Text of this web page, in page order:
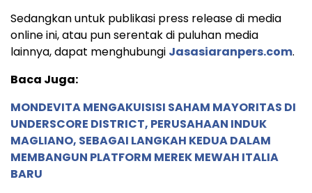
Sedangkan untuk publikasi press release di media
online ini, atau pun serentak di puluhan media
lainnya, dapat menghubungi Jasasiaranpers.com.
Baca Juga:
MONDEVITA MENGAKUISISI SAHAM MAYORITAS DI
UNDERSCORE DISTRICT, PERUSAHAAN INDUK
MAGLIANO, SEBAGAI LANGKAH KEDUA DALAM
MEMBANGUN PLATFORM MEREK MEWAH ITALIA
BARU